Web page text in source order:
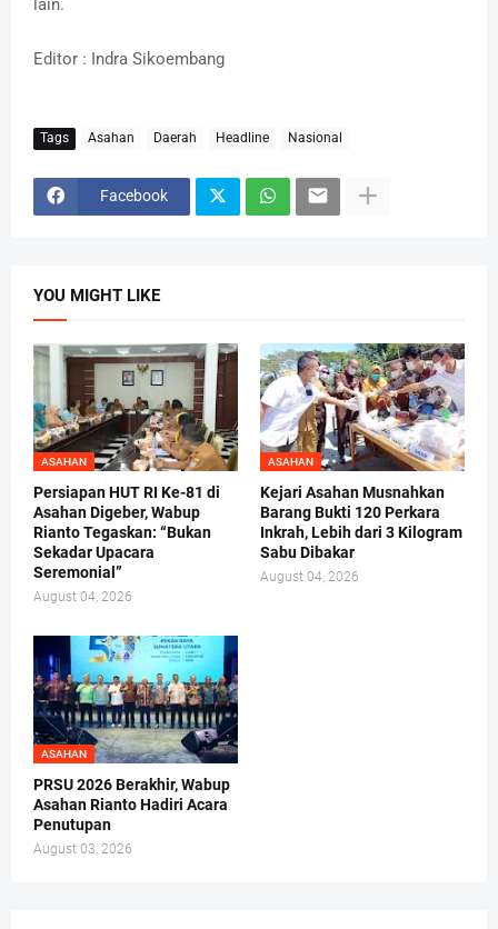
lain.
Editor : Indra Sikoembang
Tags Asahan Daerah Headline Nasional
Facebook
YOU MIGHT LIKE
ASAHAN
Persiapan HUT RI Ke-81 di
Asahan Digeber, Wabup
Rianto Tegaskan: “Bukan
Sekadar Upacara
Seremonial”
August 04, 2026
ASAHAN
Kejari Asahan Musnahkan
Barang Bukti 120 Perkara
Inkrah, Lebih dari 3 Kilogram
Sabu Dibakar
August 04, 2026
ASAHAN
PRSU 2026 Berakhir, Wabup
Asahan Rianto Hadiri Acara
Penutupan
August 03, 2026